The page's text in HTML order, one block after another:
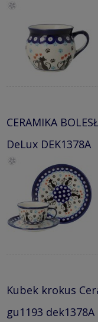
CERAMIKA
DeLux DEK1378A
Kubek krokus
gu1193 dek1378A